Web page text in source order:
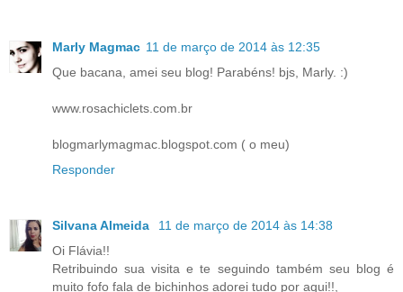
Marly Magmac 11 de março de 2014 às 12:35
Que bacana, amei seu blog! Parabéns! bjs, Marly. :)
www.rosachiclets.com.br
blogmarlymagmac.blogspot.com ( o meu)
Responder
Silvana Almeida
11 de março de 2014 às 14:38
Oi Flávia!!
Retribuindo sua visita e te seguindo também seu blog é
muito fofo fala de bichinhos adorei tudo por aqui!!,